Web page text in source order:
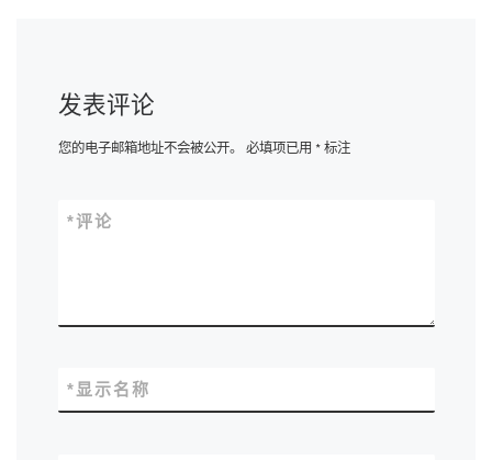
发表评论
您的电子邮箱地址不会被公开。 必填项已用 *标注
评论
*
显示名称
*